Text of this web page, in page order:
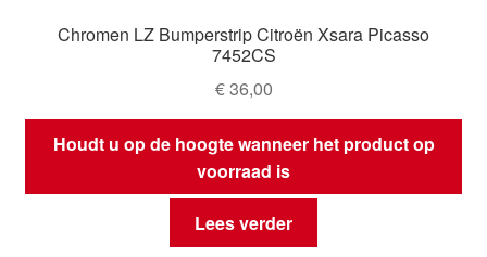
Chromen LZ Bumperstrip Citroën Xsara Picasso
7452CS
€36,00
Houdt u op de hoogte wanneer het product op
voorraad is
Lees verder